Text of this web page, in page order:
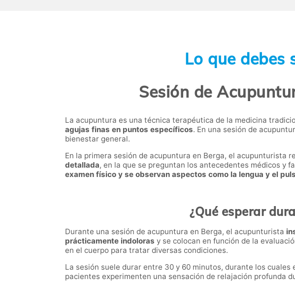
Lo que debes
Sesión de
La acupuntura es una técnica terapéutica de la medicina
agujas finas en puntos específicos. En una sesión de
bienestar general.
En la primera sesión de acupuntura en Berga, el acupunturista
detallada, en la que se preguntan los antecedentes médicos y
examen físico y se observan aspectos como la lengua y el
¿Qué esperar
Durante una sesión de acupuntura en Berga, el acupunturista
prácticamente indoloras y se colocan en función de la
en el cuerpo para tratar diversas condiciones.
La sesión suele durar entre 30 y 60 minutos, durante los
pacientes experimenten una sensación de relajación profunda